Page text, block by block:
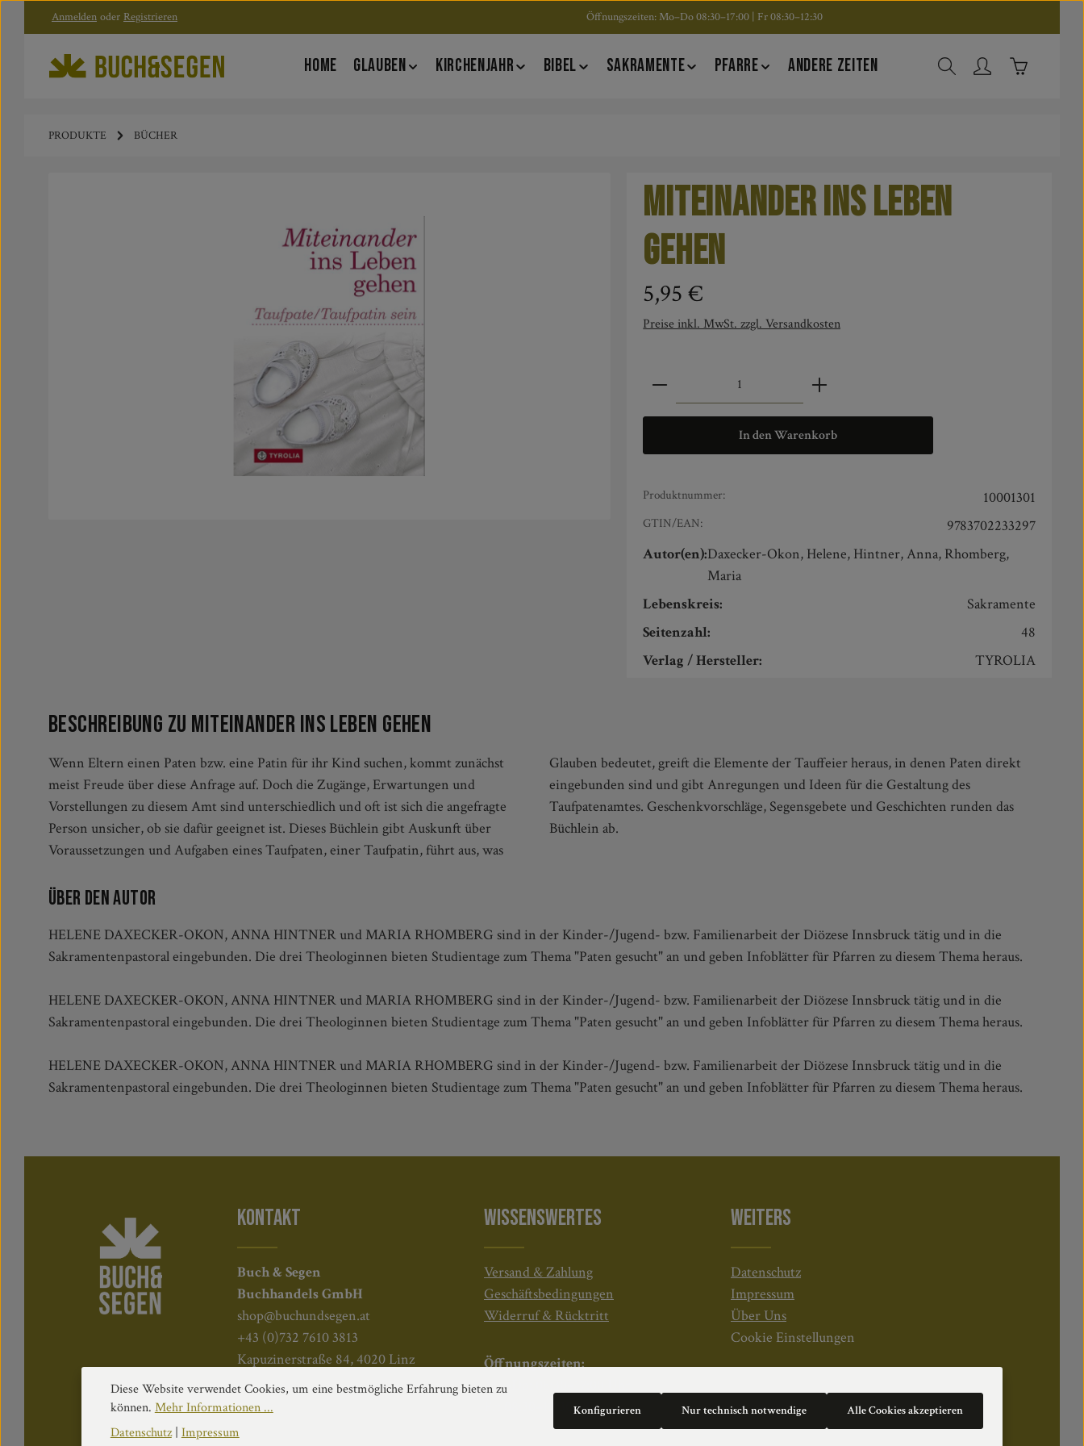
Zum Hauptinhalt springen
Zur Hauptnavigation springen
Anmelden oder Registrieren Öffnungszeiten: Mo–Do 08:30–17:00 | Fr 08:30–12:30
HOME GLAUBEN KIRCHENJAHR BIBEL SAKRAMENTE PFARRE ANDERE ZEITEN Warenkorb
PRODUKTE BÜCHER
Miteinander ins Leben
gehen
Regulärer Preis:
5,95 €
Preise inkl. MwSt. zzgl. Versandkosten
Produkt Anzahl: Gib den gewünschten Wert ein oder
In den Warenkorb
Produktnummer: 10001301
GTIN/EAN:
9783702233297
Autor(en):Daxecker-Okon, Helene, Hintner, Anna, Rhomberg,
Maria
Lebenskreis:
Sakramente
Seitenzahl:
48
Verlag / Hersteller:
TYROLIA
Beschreibung zu Miteinander ins Leben gehen
Wenn Eltern einen Paten bzw. eine Patin für ihr Kind suchen, kommt zunächst
meist Freude über diese Anfrage auf. Doch die Zugänge, Erwartungen und
Vorstellungen zu diesem Amt sind unterschiedlich und oft ist sich die angefragte
Person unsicher, ob sie dafür geeignet ist. Dieses Büchlein gibt Auskunft über
Voraussetzungen und Aufgaben eines Taufpaten, einer Taufpatin, führt aus, was
Glauben bedeutet, greift die Elemente der Tauffeier heraus, in denen Paten direkt
eingebunden sind und gibt Anregungen und Ideen für die Gestaltung des
Taufpatenamtes. Geschenkvorschläge, Segensgebete und Geschichten runden das
Büchlein ab.
Über den Autor
HELENE DAXECKER-OKON, ANNA HINTNER und MARIA RHOMBERG sind in der Kinder-/Jugend- bzw. Familienarbeit der Diözese Innsbruck tätig und in die
Sakramentenpastoral eingebunden. Die drei Theologinnen bieten Studientage zum Thema "Paten gesucht" an und geben Infoblätter für Pfarren zu diesem Thema heraus.
HELENE DAXECKER-OKON, ANNA HINTNER und MARIA RHOMBERG sind in der Kinder-/Jugend- bzw. Familienarbeit der Diözese Innsbruck tätig und in die
Sakramentenpastoral eingebunden. Die drei Theologinnen bieten Studientage zum Thema "Paten gesucht" an und geben Infoblätter für Pfarren zu diesem Thema heraus.
HELENE DAXECKER-OKON, ANNA HINTNER und MARIA RHOMBERG sind in der Kinder-/Jugend- bzw. Familienarbeit der Diözese Innsbruck tätig und in die
Sakramentenpastoral eingebunden. Die drei Theologinnen bieten Studientage zum Thema "Paten gesucht" an und geben Infoblätter für Pfarren zu diesem Thema heraus.
KONTAKT
Buch & Segen
Buchhandels GmbH
shop@buchundsegen.at
+43 (0)732 7610 3813
Kapuzinerstraße 84, 4020 Linz
WISSENSWERTES
Versand & Zahlung
Geschäftsbedingungen
Widerruf & Rücktritt
Öffnungszeiten:
Mo–Do: 08:30–17:00 Uhr
Fr: 08:30–12:30 Uhr
WEITERS
Datenschutz
Impressum
Über Uns
Cookie Einstellungen
Diese Website verwendet Cookies, um eine bestmögliche Erfahrung bieten zu
können. Mehr Informationen ...
Datenschutz| Impressum
Nur technisch notwendige
Konfigurieren Alle Cookies akzeptieren